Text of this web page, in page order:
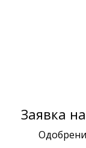
Заявка